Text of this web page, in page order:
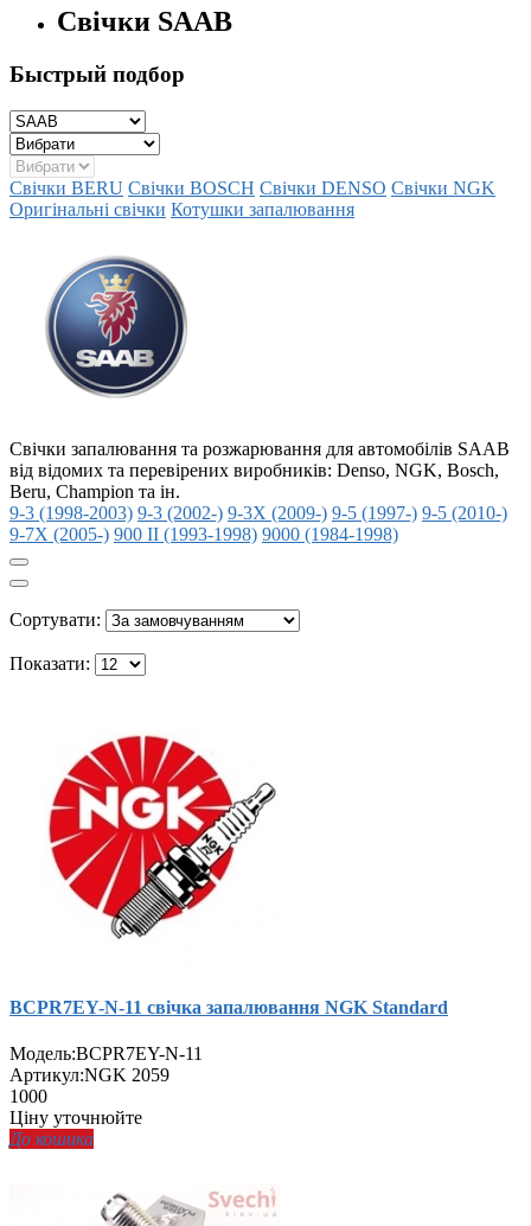
Свічки SAAB
Быстрый подбор
Свічки BERU Свічки BOSCH Свічки DENSO Свічки NGK
Оригінальні свічки Котушки запалювання
Свічки запалювання та розжарювання для автомобілів SAAB
від відомих та перевірених виробників: Denso, NGK, Bosch,
Beru, Champion та ін.
9-3 (1998-2003) 9-3 (2002-) 9-3X (2009-) 9-5 (1997-) 9-5 (2010-)
9-7X (2005-) 900 II (1993-1998) 9000 (1984-1998)
Сортувати:
Показати:
BCPR7EY-N-11 свічка запалювання NGK Standard
Модель:BCPR7EY-N-11
Артикул:NGK 2059
1000
Ціну уточнюйте
До кошика